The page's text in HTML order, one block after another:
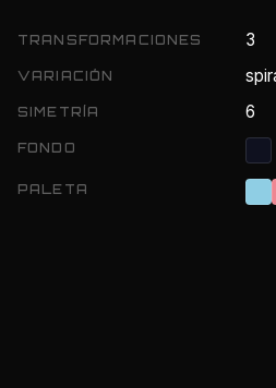
TRANSFORMACIONES 3
VARIACIÓN
SIMETRÍA 6
FONDO
PALETA